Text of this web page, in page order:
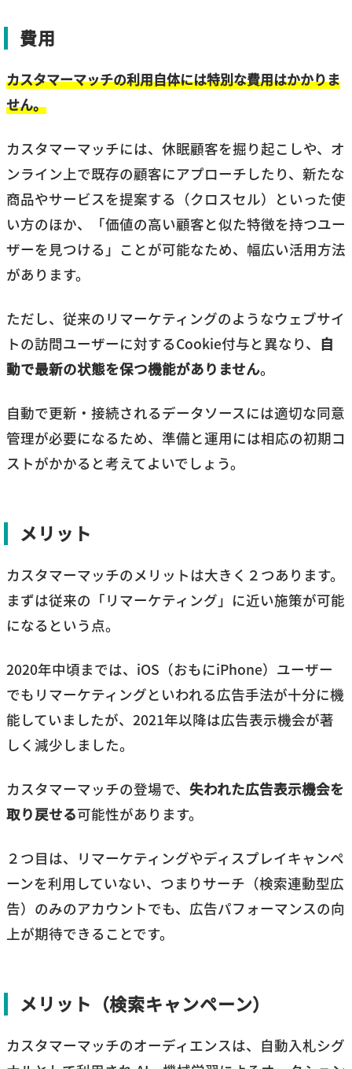
費用
カスタマーマッチの利用自体には特別な費用はかかりま
せん。
カスタマーマッチには、休眠顧客を掘り起こしや、オ
ンライン上で既存の顧客にアプローチしたり、新たな
商品やサービスを提案する（クロスセル）といった使
い方のほか、「価値の高い顧客と似た特徴を持つユー
ザーを見つける」ことが可能なため、幅広い活用方法
があります。
ただし、従来のリマーケティングのようなウェブサイ
トの訪問ユーザーに対するCookie付与と異なり、 自
動で最新の状態を保つ機能がありません。
自動で更新・接続されるデータソースには適切な同意
管理が必要になるため、準備と運用には相応の初期コ
ストがかかると考えてよいでしょう。
メリット
カスタマーマッチのメリットは大きく２つあります。
まずは従来の「リマーケティング」に近い施策が可能
になるという点。
2020年中頃までは、iOS（おもにiPhone）ユーザー
でもリマーケティングといわれる広告手法が十分に機
能していましたが、2021年以降は広告表示機会が著
しく減少しました。
カスタマーマッチの登場で、 失われた広告表示機会を
取り戻せる可能性があります。
２つ目は、リマーケティングやディスプレイキャンペ
ーンを利用していない、つまりサーチ（検索連動型広
告）のみのアカウントでも、広告パフォーマンスの向
上が期待できることです。
メリット（検索キャンペーン）
カスタマーマッチのオーディエンスは、自動入札シグ